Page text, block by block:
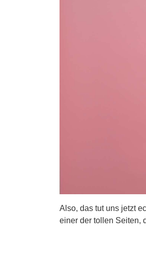
Also, das tut uns jetzt
einer der tollen Seiten,